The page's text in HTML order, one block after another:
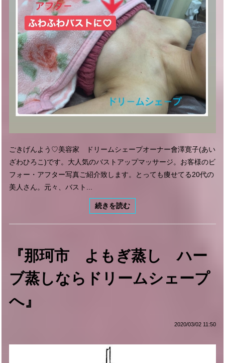
ごきげんよう♡美容家 ドリームシェープオーナー會澤寛子(あい
ざわひろこ)です。大人気のバストアップマッサージ。お客様のビ
フォー・アフター写真ご紹介致します。とっても痩せてる20代の
美人さん。元々、バスト...
続きを読む
『那珂市 よもぎ蒸し ハー
ブ蒸しならドリームシェープ
へ』
2020/03/02 11:50